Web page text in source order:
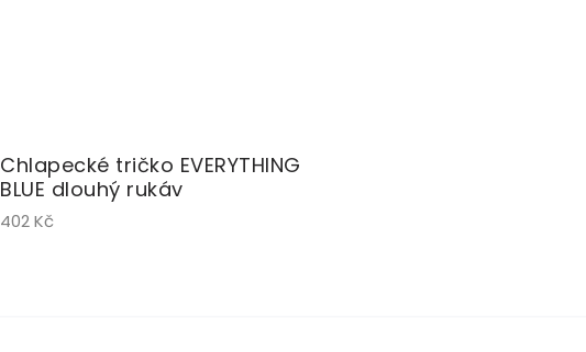
Chlapecké tričko EVERYTHING
BLUE dlouhý rukáv
402 Kč